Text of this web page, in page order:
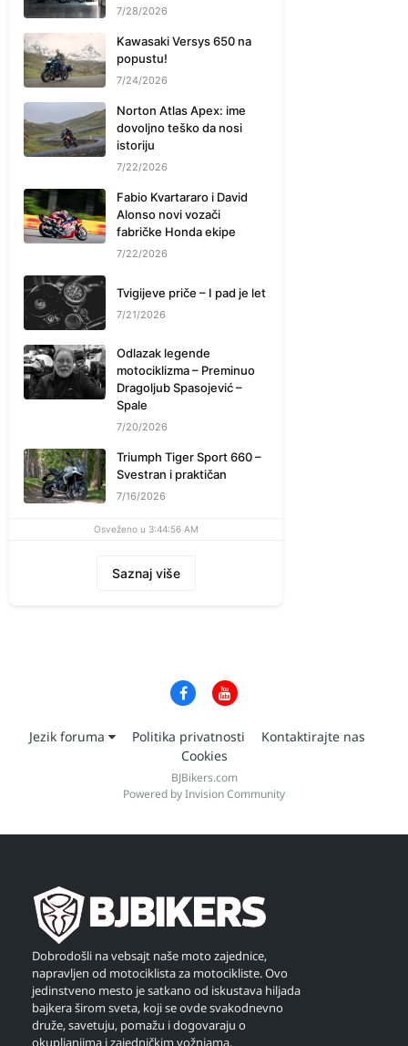
7/28/2026
Kawasaki Versys 650 na
popustu!
7/24/2026
Norton Atlas Apex: ime
dovoljno teško da nosi
istoriju
7/22/2026
Fabio Kvartararo i David
Alonso novi vozači
fabričke Honda ekipe
7/22/2026
Tvigijeve priče – I pad je let
7/21/2026
Odlazak legende
motociklizma – Preminuo
Dragoljub Spasojević –
Spale
7/20/2026
Triumph Tiger Sport 660 –
Svestran i praktičan
7/16/2026
Osveženo u 3:44:56 AM
Saznaj više
Jezik foruma Politika privatnosti
Kontaktirajte nas
Cookies
BJBikers.com
Powered by Invision Community
Dobrodošli na vebsajt naše moto zajednice,
napravljen od motociklista za motocikliste. Ovo
jedinstveno mesto je satkano od iskustava hiljada
bajkera širom sveta, koji se ovde svakodnevno
druže, savetuju, pomažu i dogovaraju o
okupljanjima i zajedničkim vožnjama.